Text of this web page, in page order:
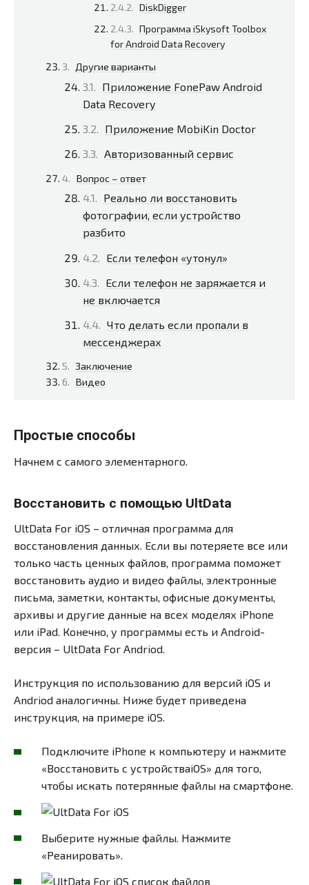
DiskDigger
Программа iSkysoft Toolbox
for Android Data Recovery
Другие варианты
Приложение FonePaw Android
Data Recovery
Приложение MobiKin Doctor
Авторизованный сервис
Вопрос – ответ
Реально ли восстановить
фотографии, если устройство
разбито
Если телефон «утонул»
Если телефон не заряжается и
не включается
Что делать если пропали в
мессенджерах
Заключение
Видео
Простые способы
Начнем с самого элементарного.
Восстановить с помощью UltData
UltData For iOS – отличная программа для
восстановления данных. Если вы потеряете все или
только часть ценных файлов, программа поможет
восстановить аудио и видео файлы, электронные
письма, заметки, контакты, офисные документы,
архивы и другие данные на всех моделях iPhone
или iPad. Конечно, у программы есть и Android-
версия – UltData For Andriod.
Инструкция по использованию для версий iOS и
Andriod аналогичны. Ниже будет приведена
инструкция, на примере iOS.
Подключите iPhone к компьютеру и нажмите
«Восстановить с устройстваiOS» для того,
чтобы искать потерянные файлы на смартфоне.
Выберите нужные файлы. Нажмите
«Реанировать».